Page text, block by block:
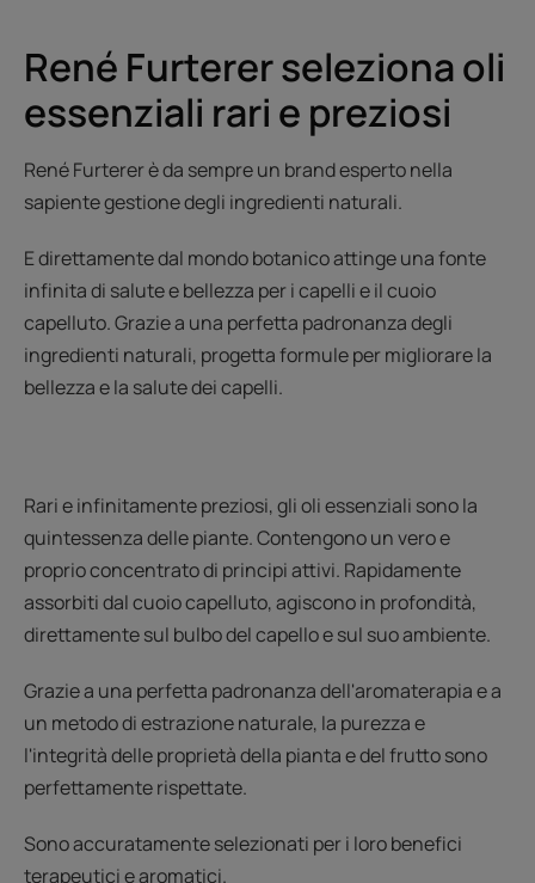
René Furterer seleziona oli
essenziali rari e preziosi
René Furterer è da sempre un brand esperto nella
sapiente gestione degli ingredienti naturali.
E direttamente dal mondo botanico attinge una fonte
infinita di salute e bellezza per i capelli e il cuoio
capelluto. Grazie a una perfetta padronanza degli
ingredienti naturali, progetta formule per migliorare la
bellezza e la salute dei capelli.
Rari e infinitamente preziosi, gli oli essenziali sono la
quintessenza delle piante. Contengono un vero e
proprio concentrato di principi attivi. Rapidamente
assorbiti dal cuoio capelluto, agiscono in profondità,
direttamente sul bulbo del capello e sul suo ambiente.
Grazie a una perfetta padronanza dell'aromaterapia e a
un metodo di estrazione naturale, la purezza e
l'integrità delle proprietà della pianta e del frutto sono
perfettamente rispettate.
Sono accuratamente selezionati per i loro benefici
terapeutici e aromatici.